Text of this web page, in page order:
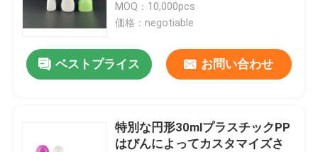
MOQ：10,000pcs
価格：negotiable
ベストプライス お問い合わせ
特別な円形30mlプラスチックPP
はびんによってカスタマイズさ